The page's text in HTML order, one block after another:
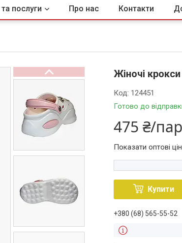
послуги Про нас Контакти
Жіночі
Готово до
Код: 124451
475 ₴/
Показати оптові
Купити
+380 (68) 565-55-52